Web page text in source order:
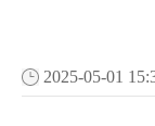
2025-05-01